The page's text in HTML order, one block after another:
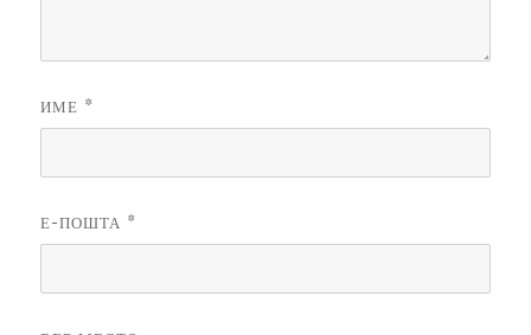
ИМЕ *
Е-ПОШТА *